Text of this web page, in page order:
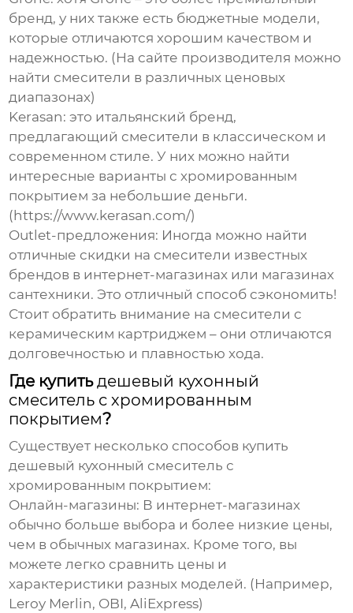
бренд, у них также есть бюджетные модели,
которые отличаются хорошим качеством и
надежностью. (На сайте производителя можно
найти смесители в различных ценовых
диапазонах)
Kerasan: это итальянский бренд,
предлагающий смесители в классическом и
современном стиле. У них можно найти
интересные варианты с хромированным
покрытием за небольшие деньги.
(https://www.kerasan.com/)
Outlet-предложения: Иногда можно найти
отличные скидки на смесители известных
брендов в интернет-магазинах или магазинах
сантехники. Это отличный способ сэкономить!
Стоит обратить внимание на смесители с
керамическим картриджем – они отличаются
долговечностью и плавностью хода.
Где купитьдешевый кухонный
смеситель с хромированным
покрытием?
Существует несколько способов купить
дешевый кухонный смеситель с
хромированным покрытием:
Онлайн-магазины: В интернет-магазинах
обычно больше выбора и более низкие цены,
чем в обычных магазинах. Кроме того, вы
можете легко сравнить цены и
характеристики разных моделей. (Например,
Leroy Merlin, OBI, AliExpress)